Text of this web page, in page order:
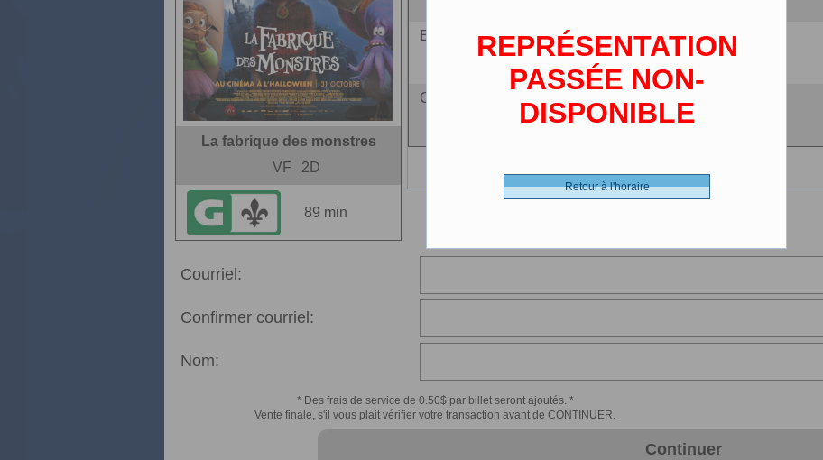
La fabrique des monstres
VF
2D
89 min
Enfant - 10.00 $ (CDN)
(2-12 ans)
Ciné-carte - 0.00 $ (CDN)
Courriel:
Confirmer courriel:
Nom:
* Des frais de service de 0.50$ par billet seront ajoutés. *
Vente finale, s'il vous plait vérifier votre transaction avant de CONTINUER.
Continuer
REPRÉSENTATION
PASSÉE NON-
DISPONIBLE
Retour à l'horaire